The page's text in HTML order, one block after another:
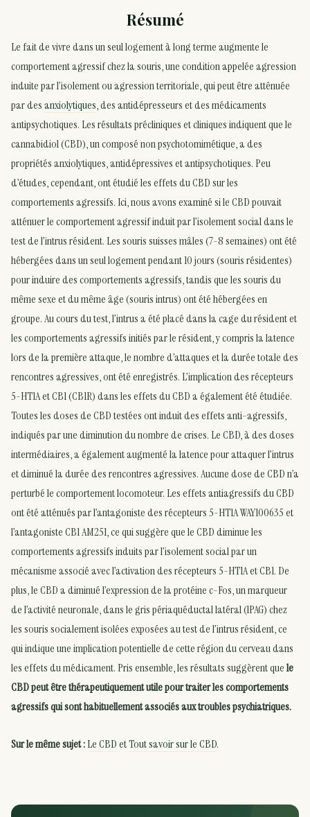
Résumé
Le fait de vivre dans un seul logement à long terme augmente le
comportement agressif chez la souris, une condition appelée agression
induite par l’isolement ou agression territoriale, qui peut être atténuée
par desanxiolytiques, des antidépresseurs et des médicaments
antipsychotiques. Les résultats précliniques et cliniques indiquent que le
cannabidiol (CBD), un composé non psychotomimétique, a des
propriétés anxiolytiques, antidépressives et antipsychotiques. Peu
d’études, cependant, ont étudié les effets du CBD sur les
comportements agressifs. Ici, nous avons examiné si le CBD pouvait
atténuer le comportement agressif induit par l’isolement social dans le
test de l’intrus résident. Les souris suisses mâles (7-8 semaines) ont été
hébergées dans un seul logement pendant 10 jours (souris résidentes)
pour induire des comportements agressifs, tandis que les souris du
même sexe et du même âge (souris intrus) ont été hébergées en
groupe. Au cours du test, l’intrus a été placé dans la cage du résident et
les comportements agressifs initiés par le résident, y compris la latence
lors de la première attaque, le nombre d’attaques et la durée totale des
rencontres agressives, ont été enregistrés. L’implication des récepteurs
5-HT1A et CB1 (CB1R) dans les effets du CBD a également été étudiée.
Toutes les doses de CBD testées ont induit des effets anti-agressifs,
indiqués par une diminution du nombre de crises. Le CBD, à des doses
intermédiaires, a également augmenté la latence pour attaquer l’intrus
et diminué la durée des rencontres agressives. Aucune dose de CBD n’a
perturbé le comportement locomoteur. Les effets antiagressifs du CBD
ont été atténués par l’antagoniste des récepteurs 5-HT1A WAY100635 et
l’antagoniste CB1 AM251, ce qui suggère que le CBD diminue les
comportements agressifs induits par l’isolement social par un
mécanisme associé avec l’activation des récepteurs 5-HT1A et CB1. De
plus, le CBD a diminué l’expression de la protéine c-Fos, un marqueur
de l’activité neuronale, dans le gris périaquéductal latéral (lPAG) chez
les souris socialement isolées exposées au test de l’intrus résident, ce
qui indique une implication potentielle de cette région du cerveau dans
les effets du médicament. Pris ensemble, les résultats suggèrent quele
CBD peut être thérapeutiquement utile pour traiter les comportements
agressifs qui sont habituellement associés aux troubles psychiatriques.
Sur le même sujet :Le CBDetTout savoir sur le CBD.